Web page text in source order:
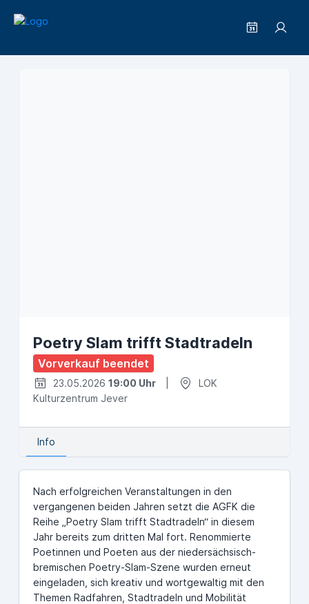
Poetry Slam trifft Stadtradeln
Vorverkauf beendet
23.05.2026 19:00 Uhr
LOK
Kulturzentrum Jever
Info
Nach erfolgreichen Veranstaltungen in den
vergangenen beiden Jahren setzt die AGFK die
Reihe „Poetry Slam trifft Stadtradeln“ in diesem
Jahr bereits zum dritten Mal fort. Renommierte
Poetinnen und Poeten aus der niedersächsisch-
bremischen Poetry-Slam-Szene wurden erneut
eingeladen, sich kreativ und wortgewaltig mit den
Themen Radfahren, Stadtradeln und Mobilität